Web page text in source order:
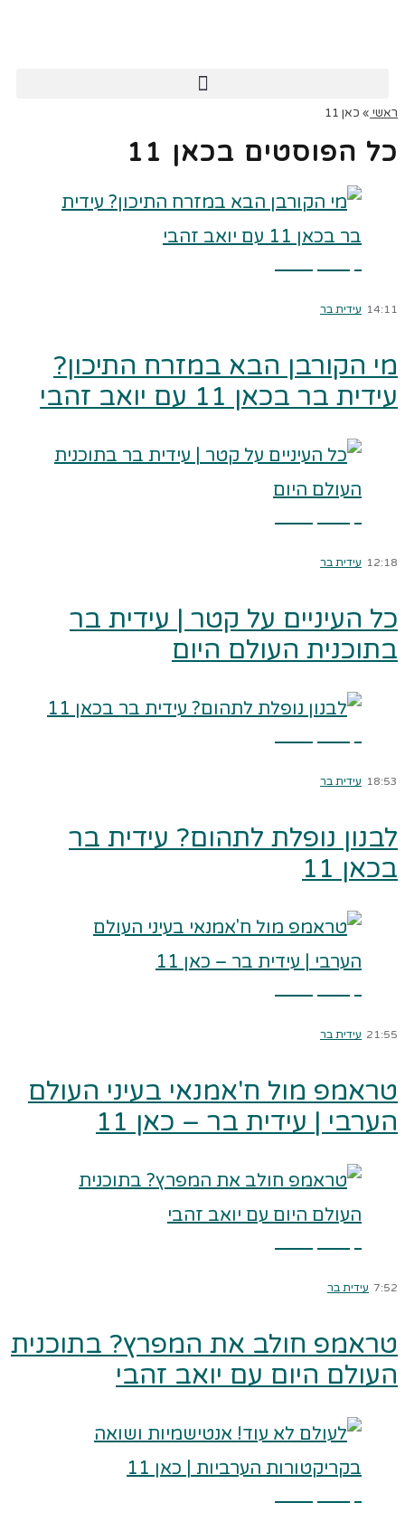
ראשי » כאן 11
כל הפוסטים בכאן 11
14:11 עידית בר
מי הקורבן הבא במזרח התיכון?
עידית בר בכאן 11 עם יואב זהבי
12:18 עידית בר
כל העיניים על קטר | עידית בר
בתוכנית העולם היום
18:53 עידית בר
לבנון נופלת לתהום? עידית בר
בכאן 11
21:55 עידית בר
טראמפ מול ח'אמנאי בעיני העולם
הערבי | עידית בר – כאן 11
7:52 עידית בר
טראמפ חולב את המפרץ? בתוכנית
העולם היום עם יואב זהבי